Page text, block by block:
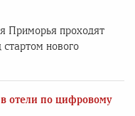
Приморья проходят
нового
отели по цифровому